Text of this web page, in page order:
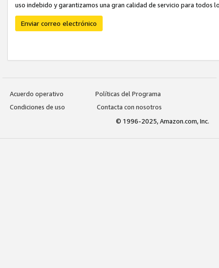
uso indebido y garantizamos una gran calidad de servicio para todos
Enviar correo electrónico
Acuerdo operativo
Políticas del Programa
Condiciones de uso
Contacta con nosotros
© 1996-2025, Amazon.com, Inc.